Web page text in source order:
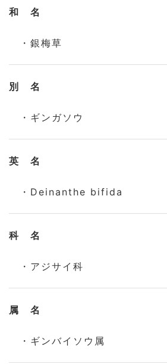
和 名
・銀梅草
別 名
・ギンガソウ
英 名
・Deinanthe bifida
科 名
・アジサイ科
属 名
・ギンバイソウ属